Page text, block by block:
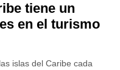
tiene un
en el turismo
islas del Caribe cada